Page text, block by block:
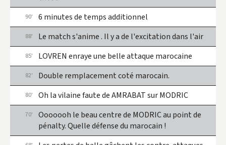
70'
Ooooooh le beau centre de MODRIC au point de
pénalty. Quelle défense du marocain !
80' Oh la vilaine faute de AMRABAT sur MODRIC
82' Double remplacement coté marocain.
85' LOVREN enraye une belle attaque marocaine
88' Le match s'anime . Il y a de l'excitation dans l'air
90' 6 minutes de temps additionnel